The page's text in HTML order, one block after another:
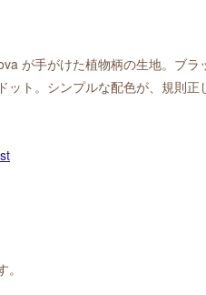
が手がけた植物柄の生地。ブラ
ト。シンプルな配色が、規則正